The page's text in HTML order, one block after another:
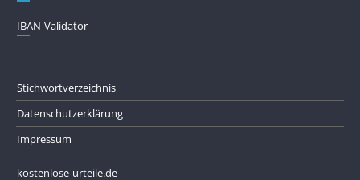
IBAN-Validator
Stichwortverzeichnis
Datenschutzerklärung
Impressum
kostenlose-urteile.de